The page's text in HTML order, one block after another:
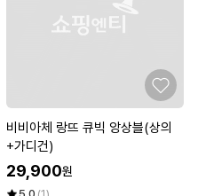
비비아체 랑뜨 큐빅 앙상블(상의
+가디건)
29,900원